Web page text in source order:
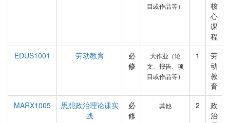
目或作品等）
核
心
课
程
EDUS1001
劳动教育
必
修
大作业（论
文、报告、项
目或作品等）
1
劳
动
教
育
MARX1005
思想政治理论课实
践
必
修
其他 2
政
治